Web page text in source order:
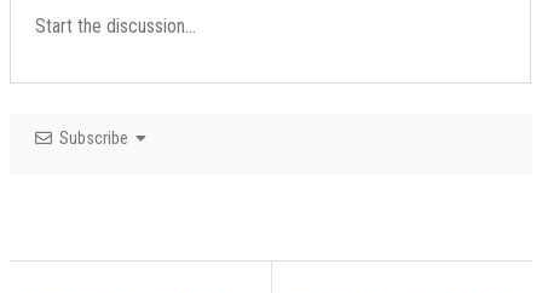
Subscribe